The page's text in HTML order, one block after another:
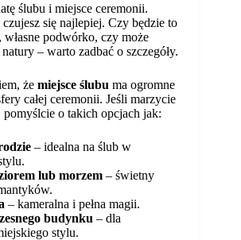
ślubu i miejsce ceremonii.
się najlepiej. Czy będzie to
podwórko, czy może
– warto zadbać o szczegóły.
że miejsce ślubu ma ogromne
całej ceremonii. Jeśli marzycie
o takich opcjach jak:
– idealna na ślub w
lub morzem – świetny
– kameralna i pełna magii.
budynku – dla
stylu.